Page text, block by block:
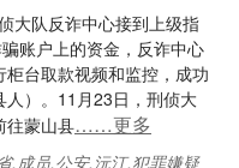
大队反诈中心接到上级指
账户上的资金，反诈中心
台取款视频和监控，成功
）。11月23日，刑侦大
往蒙山县……更多
,成员,公安,沅江,犯罪嫌疑